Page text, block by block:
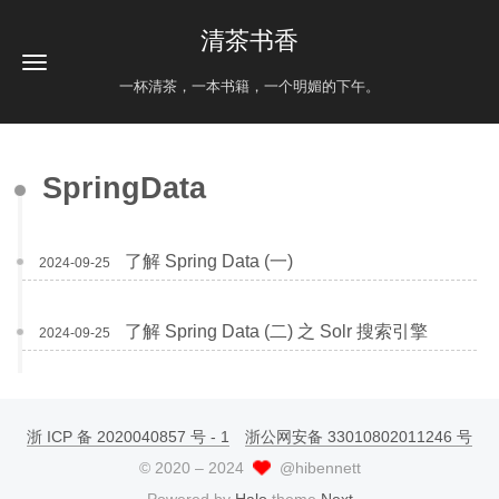
清茶书香
一杯清茶，一本书籍，一个明媚的下午。
SpringData
2024-09-25 了解 Spring Data (一)
2024-09-25 了解 Spring Data (二) 之 Solr 搜索引擎
浙 ICP 备 2020040857 号 - 1
浙公网安备 33010802011246 号
© 2020 – 2024
@hibennett